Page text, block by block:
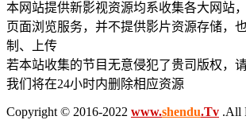
本网站提供新影视资源均系收集各大网站
页面浏览服务，并不提供影片资源存储，
制、上传
若本站收集的节目无意侵犯了贵司版权，
我们将在24小时内删除相应资源
Copyright © 2016-2022 www.shendu.Tv .All